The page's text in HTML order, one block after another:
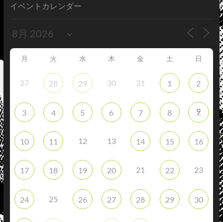
イベントカレンダー
月 火 水 木 金 土 日
27 28 29 30 31 1 2
3 4 5 6 7 8 9
10 11 12 13 14 15 16
17 18 19 20 21 22 23
24 25 26 27 28 29 30